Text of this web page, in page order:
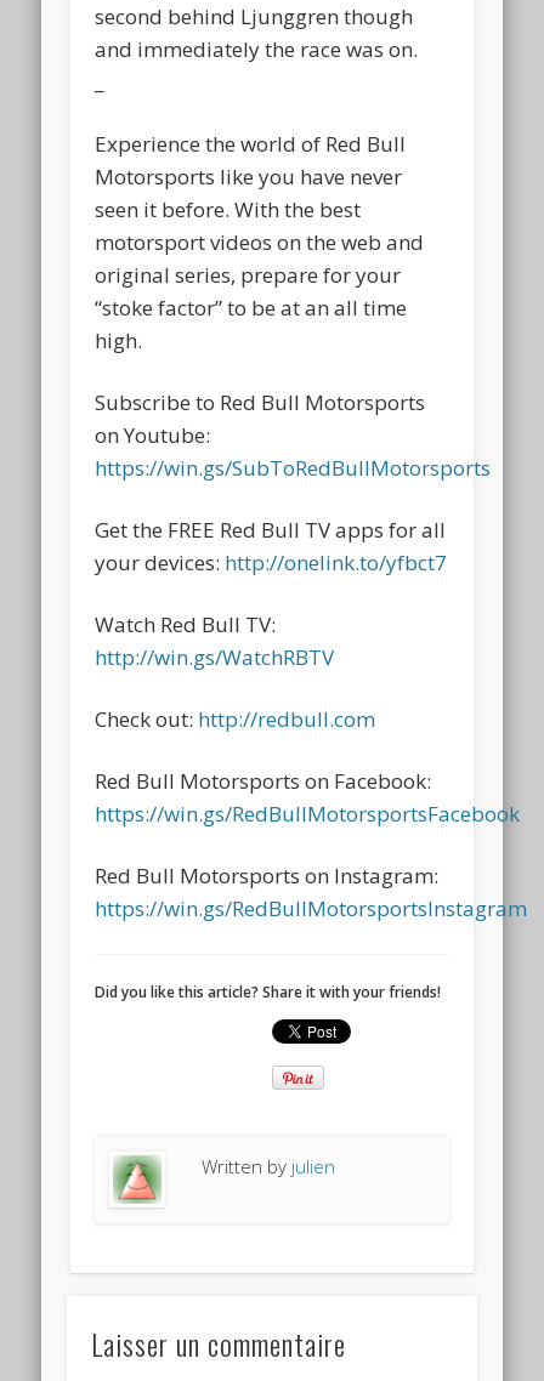
second behind Ljunggren though
and immediately the race was on.
Experience the world of Red Bull
Motorsports like you have never
seen it before. With the best
motorsport videos on the web and
original series, prepare for your
“stoke factor” to be at an all time
high.
Subscribe to Red Bull Motorsports
on Youtube:
https://win.gs/SubToRedBullMotorsports
Get the FREE Red Bull TV apps for all
your devices: http://onelink.to/yfbct7
Watch Red Bull TV:
http://win.gs/WatchRBTV
Check out: http://redbull.com
Red Bull Motorsports on Facebook:
https://win.gs/RedBullMotorsportsFacebook
Red Bull Motorsports on Instagram:
https://win.gs/RedBullMotorsportsInstagram
Did you like this article? Share it with your friends!
Written by julien
Laisser un commentaire